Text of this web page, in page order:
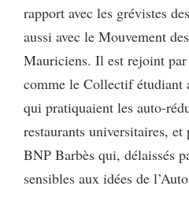
rapport avec les grévistes
aussi avec le Mouvement
Mauriciens. Il est rejoint par
comme le Collectif étudiant
qui pratiquaient les auto-
restaurants universitaires,
BNP Barbès qui, délaissés
sensibles aux idées de